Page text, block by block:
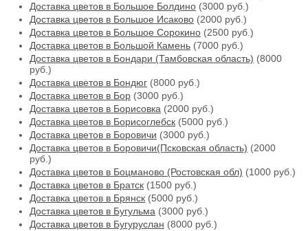
Доставка цветов в Большое Болдино (3000 руб.)
Доставка цветов в Большое Исаково (2000 руб.)
Доставка цветов в Большое Сорокино (2500 руб.)
Доставка цветов в Большой Камень (7000 руб.)
Доставка цветов в Бондари (Тамбовская область) (8000
руб.)
Доставка цветов в Бондюг (8000 руб.)
Доставка цветов в Бор (3000 руб.)
Доставка цветов в Борисовка (2000 руб.)
Доставка цветов в Борисоглебск (5000 руб.)
Доставка цветов в Боровичи (3000 руб.)
Доставка цветов в Боровичи(Псковская область) (2000
руб.)
Доставка цветов в Боцманово (Ростовская обл) (1000 руб.)
Доставка цветов в Братск (1500 руб.)
Доставка цветов в Брянск (5000 руб.)
Доставка цветов в Бугульма (3000 руб.)
Доставка цветов в Бугуруслан (8000 руб.)